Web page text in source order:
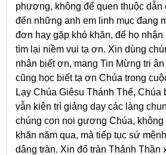
phương, không để quen thuộc
đến những anh em linh mục đang
đơn hay gặp khó khăn, để họ nhận
tìm lại niềm vui tạ ơn. Xin dùng
nhân biết ơn, mang Tin Mừng tri
cũng học biết tạ ơn Chúa trong
Lạy Chúa Giêsu Thánh Thể,
vẫn kiên trì giảng dạy các làng
chúng con noi gương Chúa,
khăn năm qua, mà tiếp tục sứ
dâng tràn. Xin đổ tràn Thánh Thần